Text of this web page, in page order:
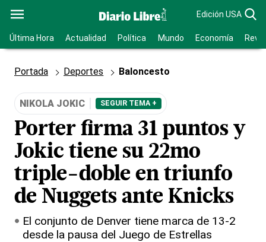
Edición USA
Última Hora Actualidad Política Mundo Economía
Portada Deportes Baloncesto
NIKOLA JOKIC SEGUIR TEMA +
Porter firma 31 puntos y
Jokic tiene su 22mo
triple-doble en triunfo
de Nuggets ante Knicks
El conjunto de Denver tiene marca de 13-2
desde la pausa del Juego de Estrellas